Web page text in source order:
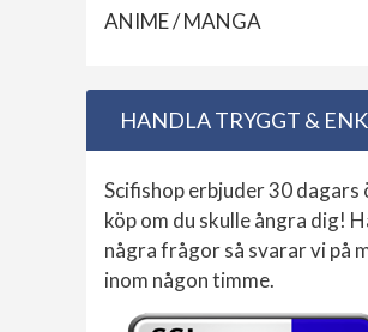
ANIME / MANGA
HANDLA TRYGGT &
Scifishop erbjuder 30 dagars
köp om du skulle ångra dig!
några frågor så svarar vi på
inom någon timme.